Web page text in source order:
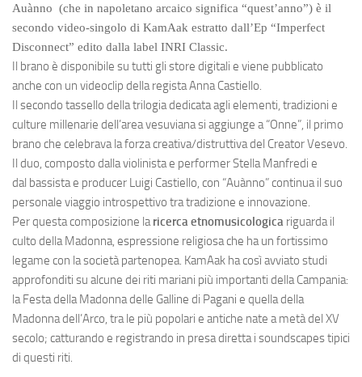
Auànno (che in napoletano arcaico significa “quest’anno”) è il
secondo video-singolo di KamAak estratto dall’Ep “Imperfect
Disconnect” edito dalla label INRI Classic.
Il brano è disponibile su tutti gli store digitali e viene pubblicato
anche con un videoclip della regista Anna Castiello.
Il secondo tassello della trilogia dedicata agli elementi, tradizioni e
culture millenarie dell’area vesuviana si aggiunge a “Onne”, il primo
brano che celebrava la forza creativa/distruttiva del Creator Vesevo.
Il duo, composto dalla violinista e performerStella Manfredi e
dal bassista e producer Luigi Castiello, con “Auànno” continua il suo
personale viaggio introspettivo tra tradizione e innovazione.
Per questa composizione laricerca etnomusicologica riguarda il
culto della Madonna, espressione religiosa che ha un fortissimo
legame con la società partenopea. KamAak ha così avviato studi
approfonditi su alcune dei riti mariani più importanti della Campania:
la Festa della Madonna delle Galline di Pagani e quella della
Madonna dell’Arco, tra le più popolari e antiche nate a metà del XV
secolo; catturando e registrando in presa diretta i soundscapes tipici
di questi riti.